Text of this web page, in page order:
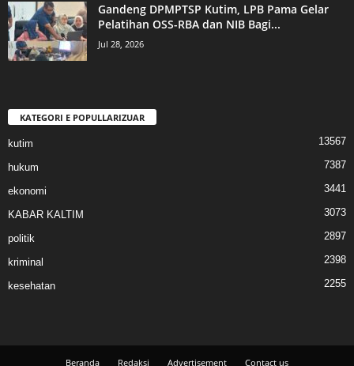
Gandeng DPMPTSP Kutim, LPB Pama Gelar
Pelatihan OSS-RBA dan NIB Bagi...
Jul 28, 2026
KATEGORI E POPULLARIZUAR
kutim 13567
hukum 7387
ekonomi 3441
KABAR KALTIM 3073
politik 2897
kriminal 2398
kesehatan 2255
Beranda Redaksi Advertisement Contact us